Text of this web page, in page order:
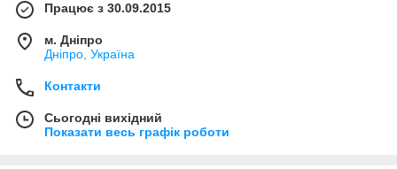
Працює з 30.09.2015
м. Дніпро
Дніпро, Україна
Контакти
Сьогодні вихідний
Показати весь графік роботи